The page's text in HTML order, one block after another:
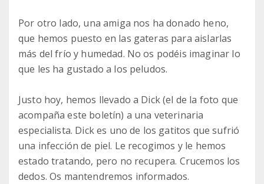
Por otro lado, una amiga nos ha donado heno,
que hemos puesto en las gateras para aislarlas
más del frío y humedad. No os podéis imaginar lo
que les ha gustado a los peludos.
Justo hoy, hemos llevado a Dick (el de la foto que
acompaña este boletín) a una veterinaria
especialista. Dick es uno de los gatitos que sufrió
una infección de piel. Le recogimos y le hemos
estado tratando, pero no recupera. Crucemos los
dedos. Os mantendremos informados.